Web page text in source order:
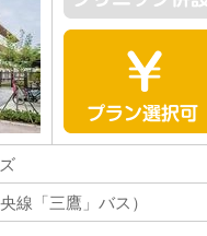
線「三鷹」バス）